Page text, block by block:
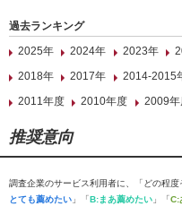
過去ランキング
2025年
2024年 2023年
2018年
2017年 2014-2015
2011年度
2010年度 2009年
推奨意向
調査企業のサービス利用者に、「どの程
とても薦めたい 」「B:まあ薦めたい 」「C: